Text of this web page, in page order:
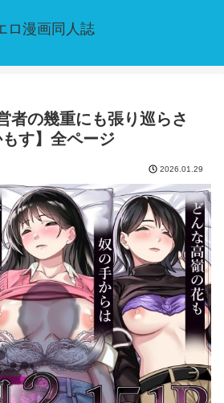
ロ漫画同人誌
者の幾重にも張り巡らさ
す】全ページ
2026.01.29